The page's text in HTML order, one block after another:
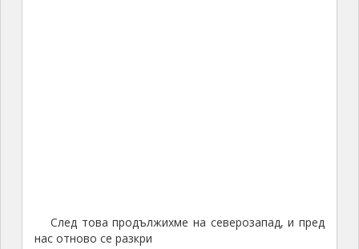
След това продължихме на северозапад, и пред
нас отново се разкри